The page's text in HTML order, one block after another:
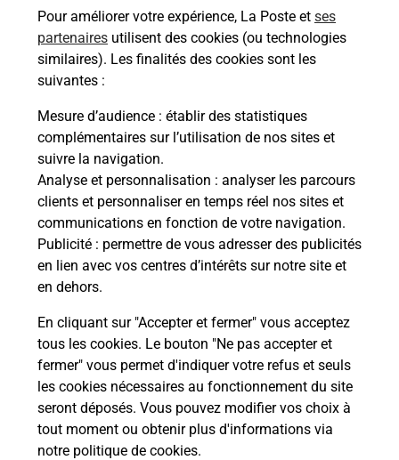
Pour améliorer votre expérience, La Poste et ses
partenaires utilisent des cookies (ou technologies
similaires). Les finalités des cookies sont les
suivantes :
Mesure d’audience : établir des statistiques
complémentaires sur l’utilisation de nos sites et
suivre la navigation.
Analyse et personnalisation : analyser les parcours
clients et personnaliser en temps réel nos sites et
communications en fonction de votre navigation.
Publicité : permettre de vous adresser des publicités
en lien avec vos centres d’intérêts sur notre site et
en dehors.
En cliquant sur "Accepter et fermer" vous acceptez
tous les cookies. Le bouton "Ne pas accepter et
fermer" vous permet d'indiquer votre refus et seuls
les cookies nécessaires au fonctionnement du site
seront déposés. Vous pouvez modifier vos choix à
tout moment ou obtenir plus d'informations via
notre politique de cookies.
Malin !
La Poste
en ligne
Ouvert 24h/24
En savoir plus
VEIGNE
CONSIGNE LA VIE CLAIRE VEIGNE